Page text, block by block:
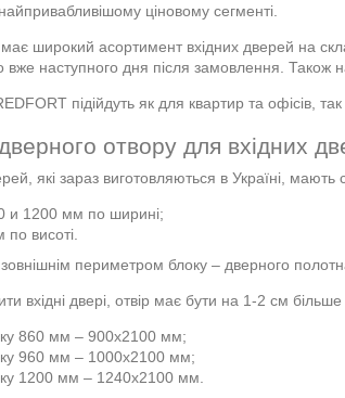
ціновому сегменті.
широкий асортимент вхідних дверей на
вже наступного дня після замовлення. Також
підійдуть як для квартир та офісів,
отвору для вхідних
які зараз виготовляються в Україні, мають
и 1200 мм по ширині;
висоті.
периметром блоку – дверного
вхідні двері, отвір має бути на 1-2 см
860 мм – 900х2100 мм;
960 мм – 1000х2100 мм;
1200 мм – 1240х2100 мм.